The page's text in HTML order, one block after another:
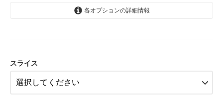
各オプションの詳細情報
スライス